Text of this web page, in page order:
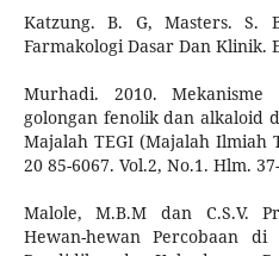
Katzung. B. G, Masters. S.
Farmakologi Dasar Dan Klinik.
Murhadi. 2010.
golongan fenolik dan alkaloid
Majalah TEGI (Majalah Ilmiah
20 85-6067. Vol.2, No.1. Hlm.
Malole, M.B.M dan C.S.V.
Hewan-hewan Percobaan